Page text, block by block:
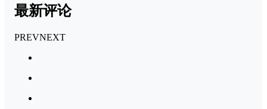
最新评论
PREVNEXT